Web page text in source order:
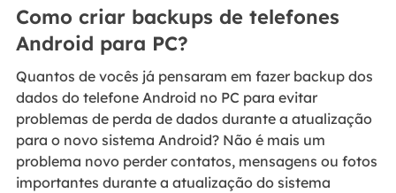
Como criar backups de telefones
Android para PC?
Quantos de vocês já pensaram em fazer backup dos
dados do telefone Android no PC para evitar
problemas de perda de dados durante a atualização
para o novo sistema Android? Não é mais um
problema novo perder contatos, mensagens ou fotos
importantes durante a atualização do sistema